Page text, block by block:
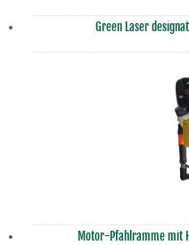
Green Laser
Motor-Pfahlramme mit